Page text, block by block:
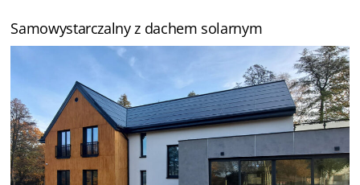
Samowystarczalny z dachem solarnym